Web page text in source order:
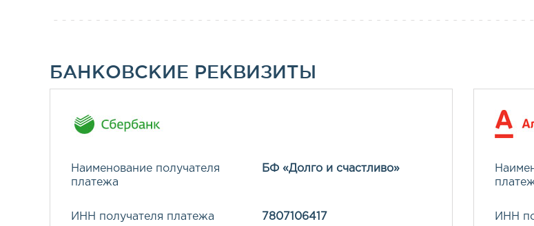
БАНКОВСКИЕ РЕКВИЗИТЫ
Наименование получателя
платежа
БФ «Долго и счастливо»
ИНН получателя платежа 7807106417 ИНН